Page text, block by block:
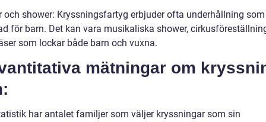
och shower: Kryssningsfartyg erbjuder ofta underhållning
för barn. Det kan vara musikaliska shower,
som lockar både barn och vuxna.
mätningar om
har antalet familjer som väljer kryssningar som sin